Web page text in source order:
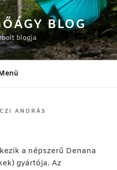
BLOG
blogja
ANDRÁS
a népszerű Denana
gyártója. Az